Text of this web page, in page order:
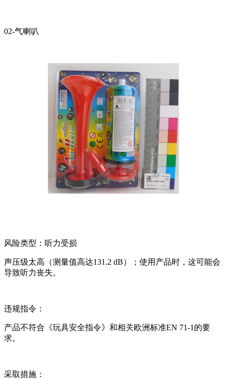
02-气喇叭
风险类型：听力受损
声压级太高（测量值高达131.2 dB）；使用产品时，这可能会
导致听力丧失。
违规指令：
产品不符合《玩具安全指令》和相关欧洲标准EN 71-1的要
求。
采取措施：